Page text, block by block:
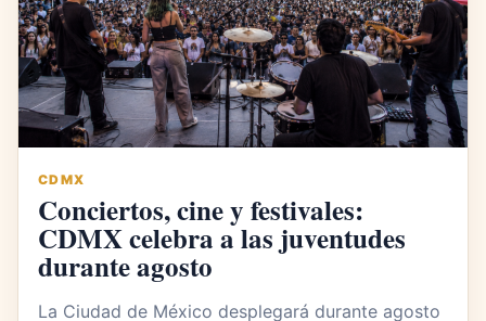
CDMX
Conciertos, cine y festivales:
CDMX celebra a las juventudes
durante agosto
La Ciudad de México desplegará durante agosto